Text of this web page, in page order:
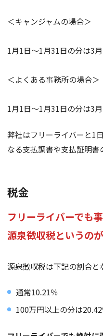
＜キャンジャムの場合＞
1月1日～1月31日の分は3
＜よくある事務所の場合＞
1月1日～1月31日の分は3
弊社はフリーライバーと1
なる支払調書や支払証明書
税金
フリーライバーでも
源泉徴収税というの
源泉徴収税は下記の割合と
通常10.21％
100万円以上の分は